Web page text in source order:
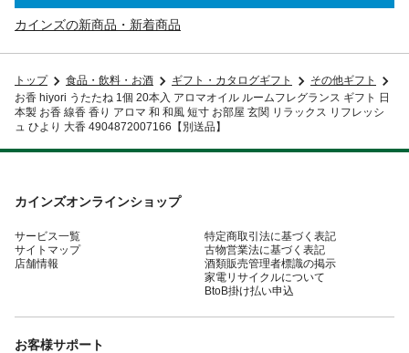
カインズの新商品・新着商品
トップ 食品・飲料・お酒 ギフト・カタログギフト
その他ギフト
お香 hiyori うたたね 1個 20本入 アロマオイル ルームフレグランス ギフト 日
本製 お香 線香 香り アロマ 和 和風 短寸 お部屋 玄関 リラックス リフレッシ
ュ ひより 大香 4904872007166【別送品】
カインズオンラインショップ
サービス一覧
サイトマップ
店舗情報
特定商取引法に基づく表記
古物営業法に基づく表記
酒類販売管理者標識の掲示
家電リサイクルについて
BtoB掛け払い申込
お客様サポート